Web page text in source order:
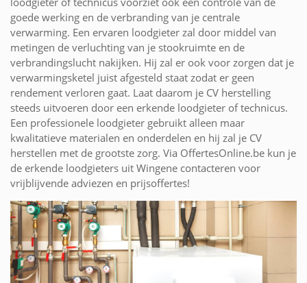
goede werking en de verbranding van je centrale
verwarming. Een ervaren loodgieter zal door middel van
metingen de verluchting van je stookruimte en de
verbrandingslucht nakijken. Hij zal er ook voor zorgen dat je
verwarmingsketel juist afgesteld staat zodat er geen
rendement verloren gaat. Laat daarom je CV herstelling
steeds uitvoeren door een erkende loodgieter of technicus.
Een professionele loodgieter gebruikt alleen maar
kwalitatieve materialen en onderdelen en hij zal je CV
herstellen met de grootste zorg. Via OffertesOnline.be kun je
de erkende loodgieters uit Wingene contacteren voor
vrijblijvende adviezen en prijsoffertes!